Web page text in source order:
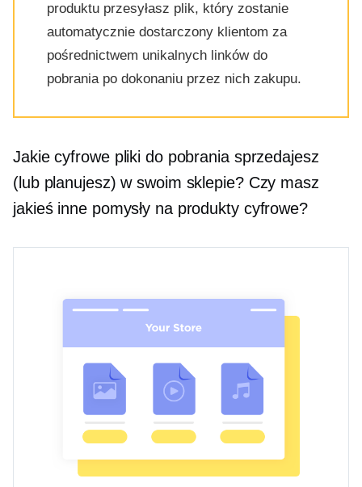
produktu przesyłasz plik, który zostanie
automatycznie dostarczony klientom za
pośrednictwem unikalnych linków do
pobrania po dokonaniu przez nich zakupu.
Jakie cyfrowe pliki do pobrania sprzedajesz
(lub planujesz) w swoim sklepie? Czy masz
jakieś inne pomysły na produkty cyfrowe?